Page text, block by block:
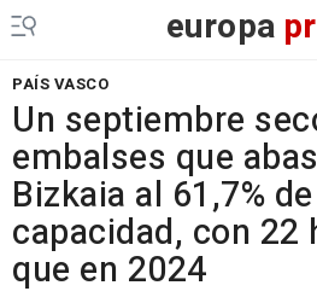
europa
PAÍS VASCO
Un septiembre
embalses que
Bizkaia al 61,7%
capacidad, con 22
que en 2024